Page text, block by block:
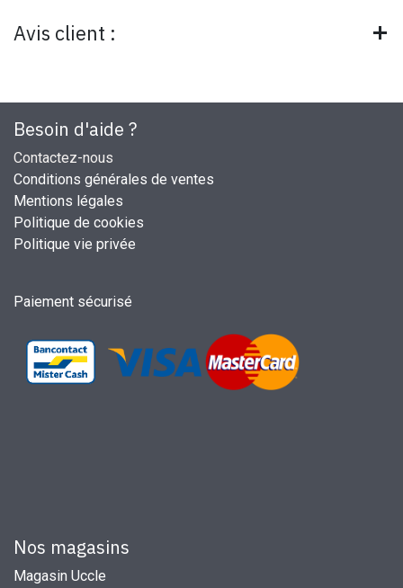
Avis client :
Besoin d'aide ?
Contactez-nous
Conditions générales de ventes
Mentions légales
Politique de cookies
Politique vie privée
Paiement sécurisé
Nos magasins
Magasin Uccle